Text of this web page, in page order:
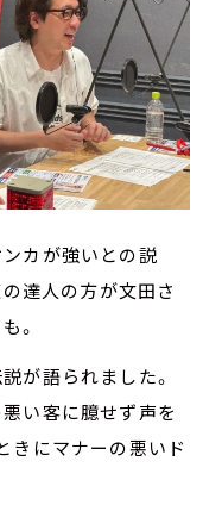
カが強いとの説
の達人の方が文田さ
。
が語られました。
い客に臆せず声を
きにマナーの悪いド